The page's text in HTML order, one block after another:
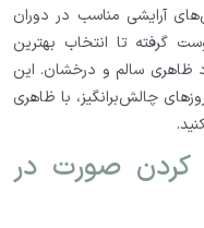
آرایشی مناسب در دوران
گرفته تا انتخاب بهترین
ظاهری سالم و درخشان. این
چالش‌برانگیز، با ظاهری
کردن صورت در